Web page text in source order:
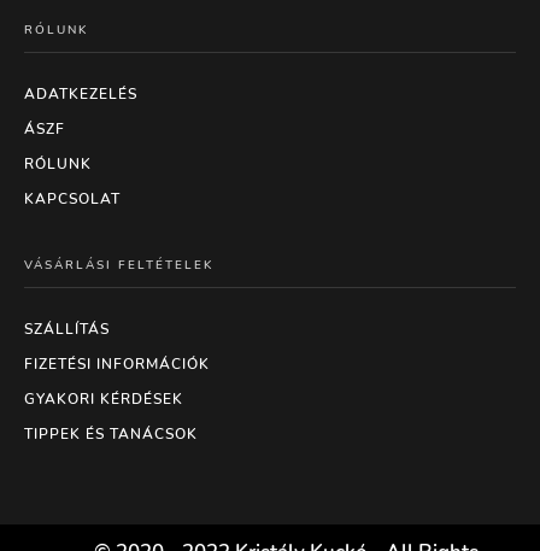
RÓLUNK
ADATKEZELÉS
ÁSZF
RÓLUNK
KAPCSOLAT
VÁSÁRLÁSI FELTÉTELEK
SZÁLLÍTÁS
FIZETÉSI INFORMÁCIÓK
GYAKORI KÉRDÉSEK
TIPPEK ÉS TANÁCSOK